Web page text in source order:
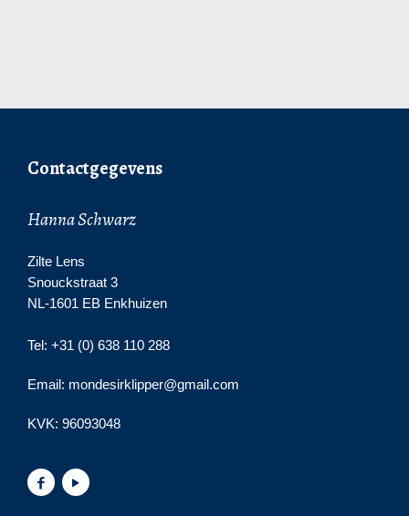
Contactgegevens
Hanna Schwarz
Zilte Lens
Snouckstraat 3
NL-1601 EB Enkhuizen
Tel: +31 (0) 638 110 288
Email: mondesirklipper@gmail.com
KVK: 96093048